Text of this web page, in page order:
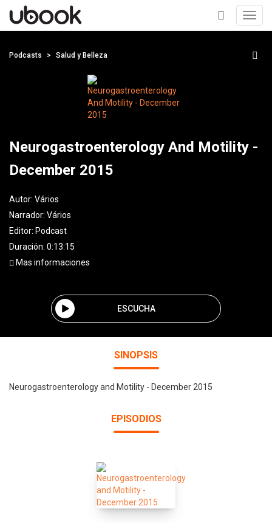
+
Podcasts Salud y Belleza
Neurogastroenterology And Motility -
December 2015
Autor: Vários
Narrador: Vários
Editor: Podcast
Duración: 0:13:15
Mas informaciones
ESCUCHA
SINOPSIS
Neurogastroenterology and Motility - December 2015
EPISODIOS